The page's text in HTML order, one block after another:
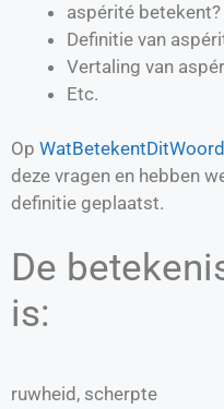
aspérité betekent?
Definitie van
Vertaling van
Etc.
Op
deze vragen en hebben
definitie geplaatst.
De
is:
ruwheid, scherpte